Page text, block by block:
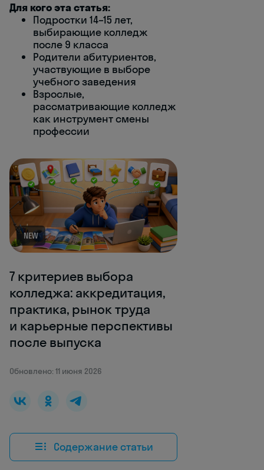
Для кого эта статья:
Подростки 14–15 лет,
выбирающие колледж
после 9 класса
Родители абитуриентов,
участвующие в выборе
учебного заведения
Взрослые,
рассматривающие колледж
как инструмент смены
профессии
NEW
7 критериев выбора
колледжа: аккредитация,
практика, рынок труда
и карьерные перспективы
после выпуска
Обновлено: 11 июня 2026
Содержание статьи